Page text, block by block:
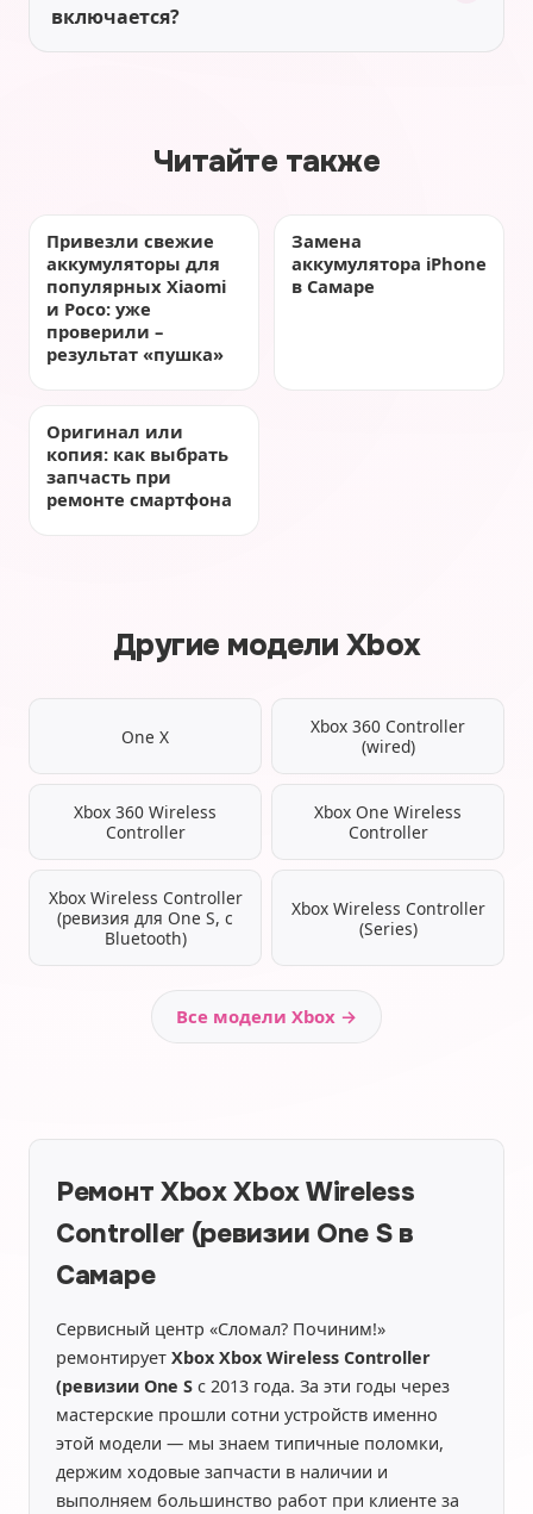
включается?
Читайте также
Привезли свежие
аккумуляторы для
популярных Xiaomi
и Poco: уже
проверили –
результат «пушка»
Замена
аккумулятора iPhone
в Самаре
Оригинал или
копия: как выбрать
запчасть при
ремонте смартфона
Другие модели Xbox
One X
Xbox 360 Controller
(wired)
Xbox 360 Wireless
Controller
Xbox One Wireless
Controller
Xbox Wireless Controller
(ревизия для One S, с
Bluetooth)
Xbox Wireless Controller
(Series)
Все модели Xbox →
Ремонт Xbox Xbox Wireless
Controller (ревизии One S в
Самаре
Сервисный центр «Сломал? Починим!»
ремонтирует Xbox Xbox Wireless Controller
(ревизии One S с 2013 года. За эти годы через
мастерские прошли сотни устройств именно
этой модели — мы знаем типичные поломки,
держим ходовые запчасти в наличии и
выполняем большинство работ при клиенте за